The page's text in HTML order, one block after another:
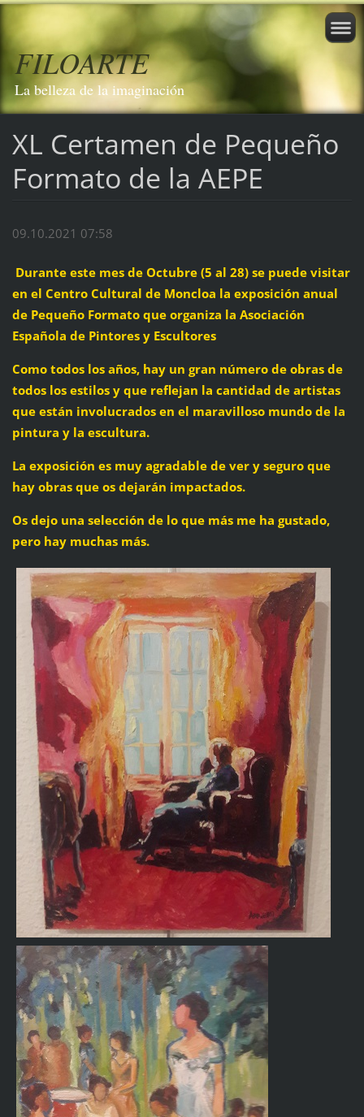
FILOARTE
La belleza de la imaginación
XL Certamen de Pequeño
Formato de la AEPE
09.10.2021 07:58
Durante este mes de Octubre (5 al 28) se puede visitar
en el Centro Cultural de Moncloa la exposición anual
de Pequeño Formato que organiza la Asociación
Española de Pintores y Escultores
Como todos los años, hay un gran número de obras de
todos los estilos y que reflejan la cantidad de artistas
que están involucrados en el maravilloso mundo de la
pintura y la escultura.
La exposición es muy agradable de ver y seguro que
hay obras que os dejarán impactados.
Os dejo una selección de lo que más me ha gustado,
pero hay muchas más.